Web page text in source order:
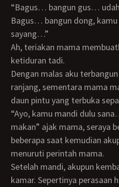
“Bagus… bangun gus… udah mahgrib nih… eh..
Bagus… bangun dong,
sayang…”
Ah, teriakan mama membuatku terjaga. Rupanya aku
ketiduran tadi.
Dengan malas aku terbangun dan duduk ditepi
ranjang, sementara mama
daun pintu yang terbuka
“Ayo, kamu mandi dulu sana… setelah itu kita
makan” ajak mama, seraya
beberapa saat kemudian
menuruti perintah mama.
Setelah mandi, akupun kembali masuk kedalam
kamar. Sepertinya perasaan